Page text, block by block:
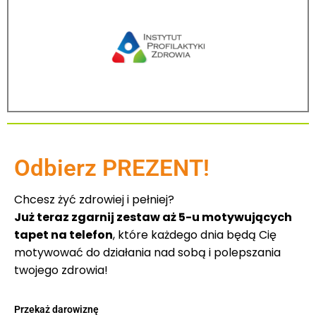
Odbierz PREZENT!
Chcesz żyć zdrowiej i pełniej?
Już teraz zgarnij zestaw aż 5-u motywujących
tapet na telefon, które każdego dnia będą Cię
motywować do działania nad sobą i polepszania
twojego zdrowia!
Przekaż darowiznę